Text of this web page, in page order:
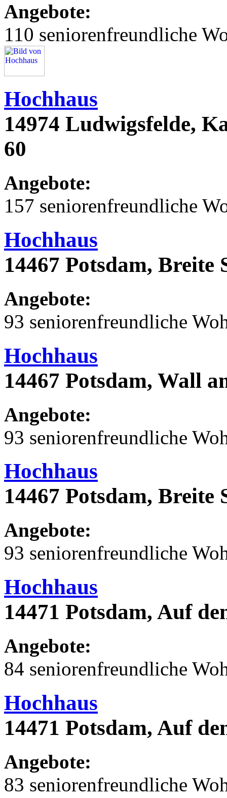
Angebote:
110 seniorenfreundliche
Hochhaus
14974 Ludwigsfelde,
60
Angebote:
157 seniorenfreundliche
Hochhaus
14467 Potsdam, Breite
Angebote:
93 seniorenfreundliche
Hochhaus
14467 Potsdam, Wall
Angebote:
93 seniorenfreundliche
Hochhaus
14467 Potsdam, Breite
Angebote:
93 seniorenfreundliche
Hochhaus
14471 Potsdam, Auf
Angebote:
84 seniorenfreundliche
Hochhaus
14471 Potsdam, Auf
Angebote:
83 seniorenfreundliche